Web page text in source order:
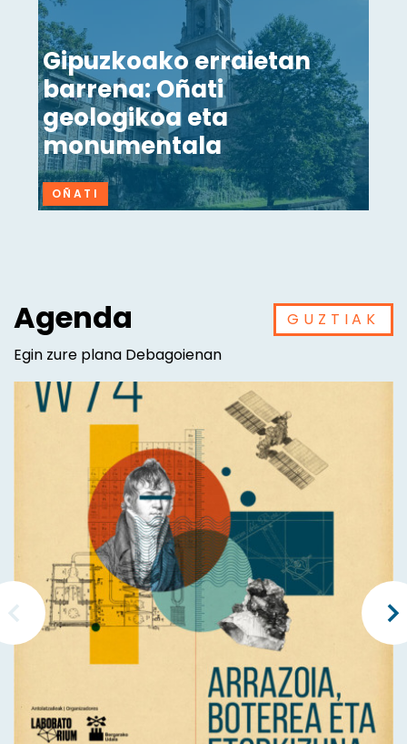
Gipuzkoako erraietan
barrena: Oñati
geologikoa eta
monumentala
OÑATI
Agenda
Egin zure plana Debagoienan
GUZTIAK